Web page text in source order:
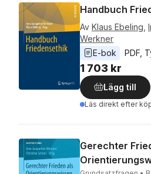
Handbuch
Av Klaus Ebeling
Werkner
E-bok
PDF
1 703 kr
Lägg till
Läs direkt efter
Gerechter